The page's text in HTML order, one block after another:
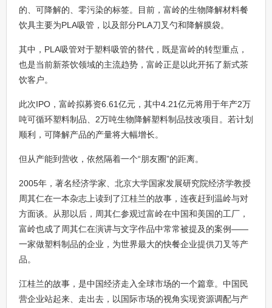
的、可降解的、零污染的标签。目前，富岭的生物降解材料餐
饮具主要为PLA吸管，以及部分PLA刀叉勺和降解膜袋。
其中，PLA吸管对于塑料吸管的替代，既是富岭的转型重点，
也是当前新茶饮领域的主流趋势，富岭正是以此开拓了新式茶
饮客户。
此次IPO，富岭拟募资6.61亿元，其中4.21亿元将用于年产2万
吨可循环塑料制品、2万吨生物降解塑料制品技改项目。若计划
顺利，可降解产品的产量将大幅增长。
但从产能到营收，依然隔着一个“朋友圈”的距离。
2005年，著名经济学家、北京大学国家发展研究院经济学教授
周其仁在一本杂志上读到了江桂兰的故事，连夜赶到温岭与对
方面谈。从那以后，周其仁参观过富岭在中国和美国的工厂，
富岭也成了周其仁在演讲与文字作品中常常被提及的案例——
一家做塑料制品的企业，为世界最大的快餐企业提供刀叉等产
品。
江桂兰的故事，是中国经济走入全球市场的一个篇章。中国民
营企业站起来、走出去，以国际市场的视角实现资源调配与产